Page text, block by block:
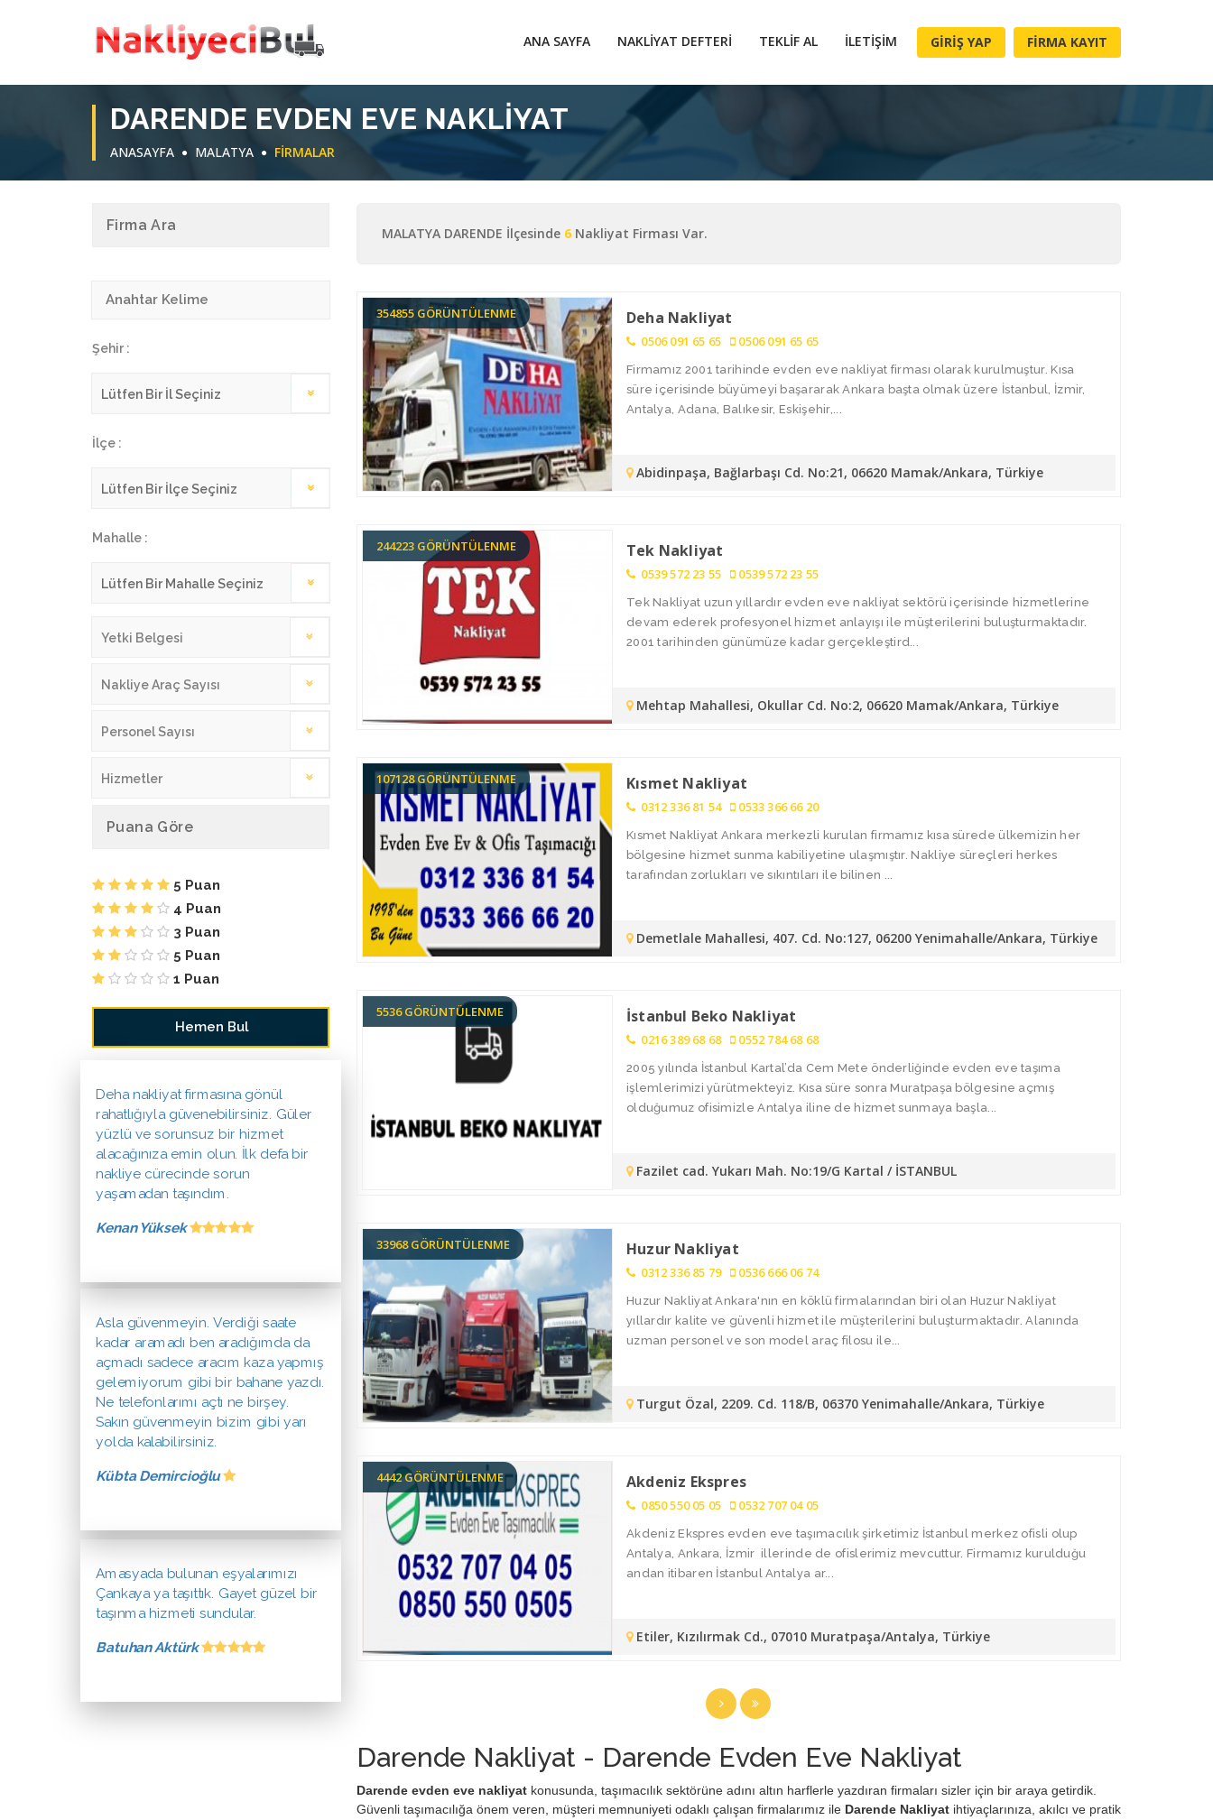
ANA SAYFA NAKLIYAT DEFTERI TEKLIF AL İLETIŞIM GIRIŞ YAP FIRMA KAYIT
DARENDE EVDEN EVE NAKLIYAT
ANASAYFA MALATYA FIRMALAR
Firma Ara
Şehir :
İlçe :
Mahalle :
Yetki Belgesi
Nakliye Araç Sayısı
Personel Sayısı
Hizmetler
Puana Göre
5 Puan
4 Puan
3 Puan
5 Puan
1 Puan
Deha nakliyat firmasına gönül
rahatlığıyla güvenebilirsiniz. Güler
yüzlü ve sorunsuz bir hizmet
alacağınıza emin olun. İlk defa bir
nakliye cürecinde sorun
yaşamadan taşındım.
Kenan Yüksek
Asla güvenmeyin. Verdiği saate
kadar aramadı ben aradığımda da
açmadı sadece aracım kaza yapmış
gelemiyorum gibi bir bahane yazdı.
Ne telefonlarımı açtı ne birşey.
Sakın güvenmeyin bizim gibi yarı
yolda kalabilirsiniz.
Kübta Demircioğlu
Amasyada bulunan eşyalarımızı
Çankaya ya taşıttık. Gayet güzel bir
taşınma hizmeti sundular.
Batuhan Aktürk
MALATYA DARENDE İlçesinde 6Nakliyat Firması Var.
354855 GÖRÜNTÜLENME Deha Nakliyat
0506 091 65 65 0506 091 65 65
Firmamız 2001 tarihinde evden eve nakliyat firması olarak kurulmuştur. Kısa
süre içerisinde büyümeyi başararak Ankara başta olmak üzere İstanbul, İzmir,
Antalya, Adana, Balıkesir, Eskişehir,...
Abidinpaşa, Bağlarbaşı Cd. No:21, 06620 Mamak/Ankara, Türkiye
244223 GÖRÜNTÜLENME Tek Nakliyat
0539 572 23 55 0539 572 23 55
Tek Nakliyat uzun yıllardır evden eve nakliyat sektörü içerisinde hizmetlerine
devam ederek profesyonel hizmet anlayışı ile müşterilerini buluşturmaktadır.
2001 tarihinden günümüze kadar gerçekleştird...
Mehtap Mahallesi, Okullar Cd. No:2, 06620 Mamak/Ankara, Türkiye
107128 GÖRÜNTÜLENME Kısmet Nakliyat
0312 336 81 54 0533 366 66 20
Kısmet Nakliyat Ankara merkezli kurulan firmamız kısa sürede ülkemizin her
bölgesine hizmet sunma kabiliyetine ulaşmıştır. Nakliye süreçleri herkes
tarafından zorlukları ve sıkıntıları ile bilinen ...
Demetlale Mahallesi, 407. Cd. No:127, 06200 Yenimahalle/Ankara, Türkiye
5536 GÖRÜNTÜLENME İstanbul Beko Nakliyat
0216 389 68 68 0552 784 68 68
2005 yılında İstanbul Kartal’da Cem Mete önderliğinde evden eve taşıma
işlemlerimizi yürütmekteyiz. Kısa süre sonra Muratpaşa bölgesine açmış
olduğumuz ofisimizle Antalya iline de hizmet sunmaya başla...
Fazilet cad. Yukarı Mah. No:19/G Kartal / İSTANBUL
33968 GÖRÜNTÜLENME Huzur Nakliyat
0312 336 85 79 0536 666 06 74
Huzur Nakliyat Ankara'nın en köklü firmalarından biri olan Huzur Nakliyat
yıllardır kalite ve güvenli hizmet ile müşterilerini buluşturmaktadır. Alanında
uzman personel ve son model araç filosu ile...
Turgut Özal, 2209. Cd. 118/B, 06370 Yenimahalle/Ankara, Türkiye
4442 GÖRÜNTÜLENME Akdeniz Ekspres
0850 550 05 05 0532 707 04 05
Akdeniz Ekspres evden eve taşımacılık şirketimiz İstanbul merkez ofisli olup
Antalya, Ankara, İzmir illerinde de ofislerimiz mevcuttur. Firmamız kurulduğu
andan itibaren İstanbul Antalya ar...
Etiler, Kızılırmak Cd., 07010 Muratpaşa/Antalya, Türkiye
Darende Nakliyat - Darende Evden Eve Nakliyat
Darende evden eve nakliyatkonusunda, taşımacılık sektörüne adını altın harflerle yazdıran firmaları sizler için bir araya getirdik.
Güvenli taşımacılığa önem veren, müşteri memnuniyeti odaklı çalışan firmalarımız ile Darende Nakliyatihtiyaçlarınıza, akılcı ve pratik